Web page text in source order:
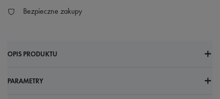
Bezpieczne zakupy
OPIS PRODUKTU
PARAMETRY